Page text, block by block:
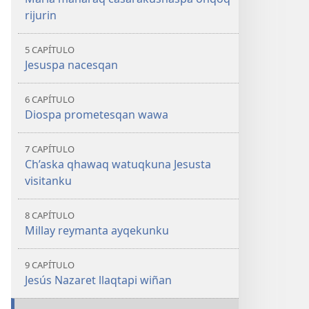
rijurin
5 CAPÍTULO
Jesuspa nacesqan
6 CAPÍTULO
Diospa prometesqan wawa
7 CAPÍTULO
Ch’aska qhawaq watuqkuna Jesusta
visitanku
8 CAPÍTULO
Millay reymanta ayqekunku
9 CAPÍTULO
Jesús Nazaret llaqtapi wiñan